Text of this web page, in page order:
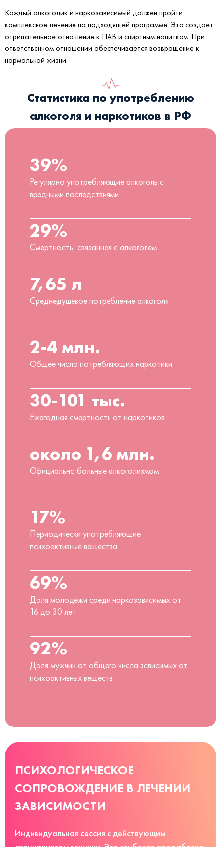
Каждый алкоголик и наркозависимый должен пройти
комплексное лечение по подходящей программе. Это создает
отрицательное отношение к ПАВ и спиртным напиткам. При
ответственном отношении обеспечивается возвращение к
нормальной жизни.
Статистика по употреблению
алкоголя и наркотиков в РФ
39%
Регулярно употребляющие алкоголь с
вредными последствиями
29%
Смертность, связанная с алкоголем
7,65 л
Среднедушевое потребление алкоголя
2-4 млн.
Общее число потребляющих наркотики
30-101 тыс.
Ежегодная смертность от наркотиков
около 1,6 млн.
Официально больные алкоголизмом
17%
Периодически употребляющие
психоактивные вещества
69%
Доля молодёжи среди наркозависимых от
16 до 30 лет
92%
Доля мужчин от общего числа зависимых от
психоактивных веществ
ПСИХОЛОГИЧЕСКОЕ
СОПРОВОЖДЕНИЕ В ЛЕЧЕНИИ
ЗАВИСИМОСТИ
Индивидуальная сессия с действующим